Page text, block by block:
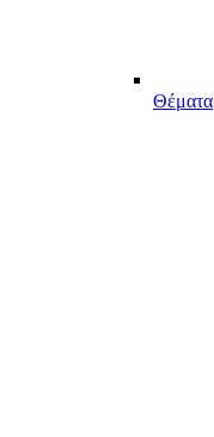
Θέματα